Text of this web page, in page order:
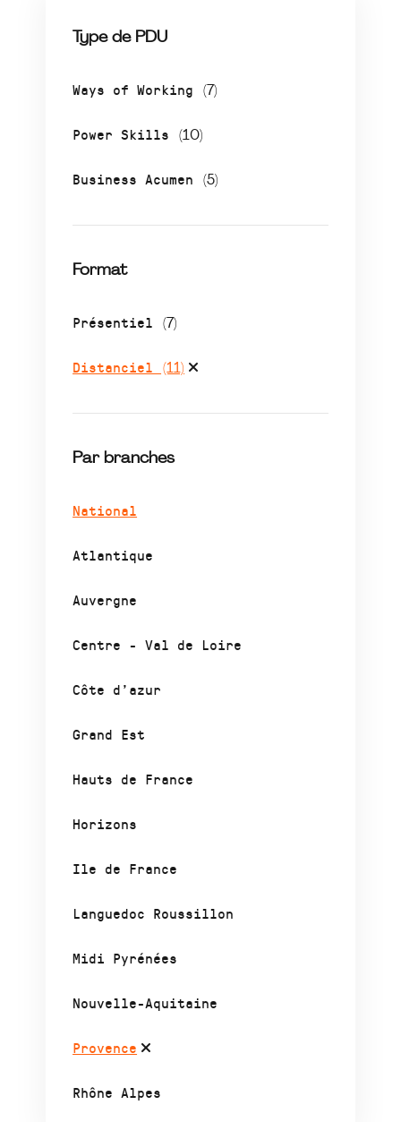
Type de PDU
Ways of Working (7)
Power Skills (10)
Business Acumen (5)
Format
Présentiel (7)
Distanciel (11)
Par branches
National
Atlantique
Auvergne
Centre - Val de Loire
Côte d’azur
Grand Est
Hauts de France
Horizons
Ile de France
Languedoc Roussillon
Midi Pyrénées
Nouvelle-Aquitaine
Provence
Rhône Alpes